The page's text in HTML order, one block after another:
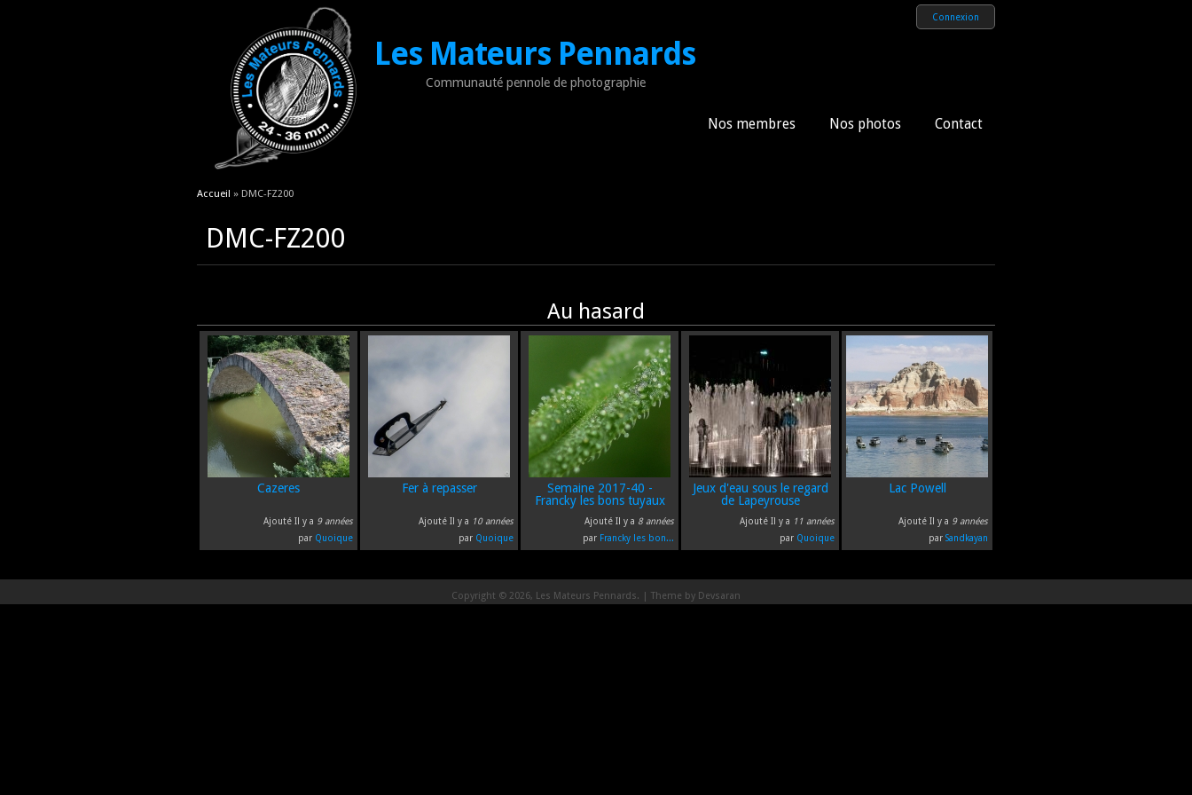
Les Mateurs Pennards
Communauté pennole de photographie
Connexion
Nos membres Nos photos Contact
Vous êtes ici
Accueil » DMC-FZ200
DMC-FZ200
Au hasard
Cazeres
Ajouté Il y a 9 années
par Quoique
Fer à repasser
Ajouté Il y a 10 années
par Quoique
Semaine 2017-40 -
Francky les bons tuyaux
Ajouté Il y a 8 années
par Francky les bon...
Jeux d'eau sous le regard
de Lapeyrouse
Ajouté Il y a 11 années
par Quoique
Lac Powell
Ajouté Il y a 9 années
par Sandkayan
Copyright © 2026, Les Mateurs Pennards. | Theme by Devsaran